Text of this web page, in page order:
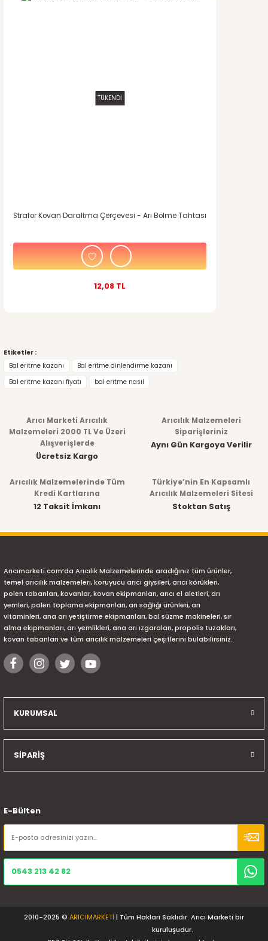
TÜKENDİ
Strafor Kovan Daraltma Çerçevesi - Arı Bölme Tahtası
12,08 TL
Etiketler :
Bal eritme kazanı
Bal eritme dinlendirme kazanı
Bal eritme kazanı fiyatı
bal eritme nasıl
Arıcı Marketi Arıcılık
Malzemeleri 2000 TL Ve Üzeri
Alışverişlerde
Ücretsiz Kargo
Arıcılık Malzemeleri
Siparişleriniz
Aynı Gün Kargoya Verilir
Arıcılık Malzemelerinde Tüm
Kredi Kartlarına
12 Taksit İmkanı
Türkiye’nin En Kapsamlı
Arıcılık Malzemeleri Sitesi
Stoktan Satış
Arıcımarketi.com’da Arıcılık Malzemelerinde aradığınız tüm ürünler,
temel arıcılık malzemeleri, koruyucu arıcı giysileri, arıcı körükleri,
polen tabanları, kovanlar, kovan ekipmanları, arıcı el aletleri, arı
yemleri, polen toplama ekipmanları, arı sağlığı ürünleri, arı
vitaminleri, ana arı yetiştirme ekipmanları, bal süzme makineleri, sır
alma ekipmanları, arı yemlikleri, ana arı ızgaraları, propolis tuzakları,
kovan tabanları ve tüm arıcılık malzemeleri çeşitlerini bulabilirsiniz.
KURUMSAL
SİPARİŞ
E-Bülten
0543 213 42 82
2010-2025 © ARICIMARKETİ | Tüm Hakları Saklıdır. Arıcı Marketi bir
kuruluşudur.